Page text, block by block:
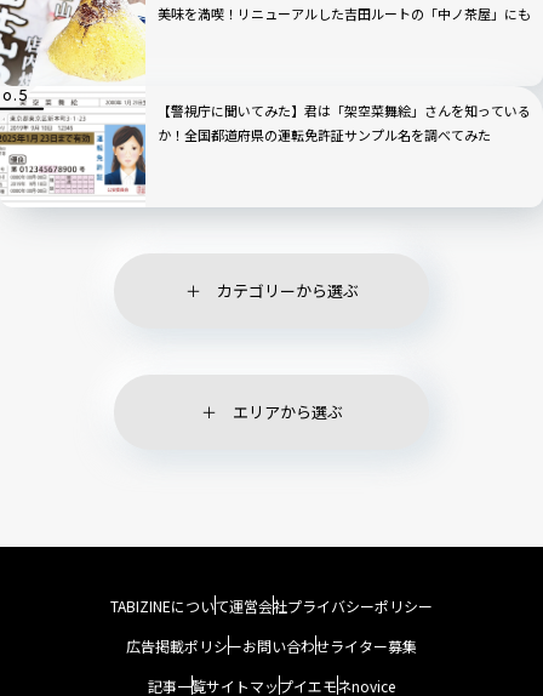
美味を満喫！リニューアルした吉田ルートの「中ノ茶屋」にも
【警視庁に聞いてみた】君は「架空菜舞絵」さんを知っている
か！全国都道府県の運転免許証サンプル名を調べてみた
カテゴリーから選ぶ
エリアから選ぶ
TABIZINEについて運営会社プライバシーポリシー
広告掲載ポリシーお問い合わせライター募集
記事一覧サイトマップイエモネnovice